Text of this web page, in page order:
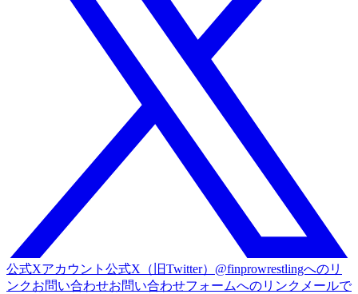
公式Xアカウント 公式X（旧Twitter）@finprowrestlingへのリ
ンクお問い合わせお問い合わせフォームへのリンク メールで